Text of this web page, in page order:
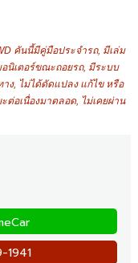
คันนี้มีคู่มือประจำรถ, มีเล่ม
อนิเตอร์ขณะถอยรถ, มีระบบ
าง, ไม่ได้ดัดแปลง แก้ไข หรือ
ต่อเนื่องมาตลอด, ไม่เคยผ่าน